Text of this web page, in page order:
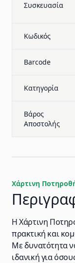
Συσκευασία
Κωδικός
Barcode
Κατηγορία
Βάρος
Αποστολής
Χάρτινη
Η Χάρτινη
πρακτική και
Με δυνατότητα
ιδανική για